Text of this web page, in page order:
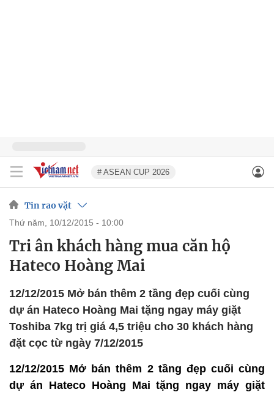
# ASEAN CUP 2026
Tin rao vặt
thứ năm, 10/12/2015 - 10:00
Tri ân khách hàng mua căn hộ
Hateco Hoàng Mai
12/12/2015 Mở bán thêm 2 tầng đẹp cuối cùng
dự án Hateco Hoàng Mai tặng ngay máy giặt
Toshiba 7kg trị giá 4,5 triệu cho 30 khách hàng
đặt cọc từ ngày 7/12/2015
12/12/2015 Mở bán thêm 2 tầng đẹp cuối cùng
dự án Hateco Hoàng Mai tặng ngay máy giặt